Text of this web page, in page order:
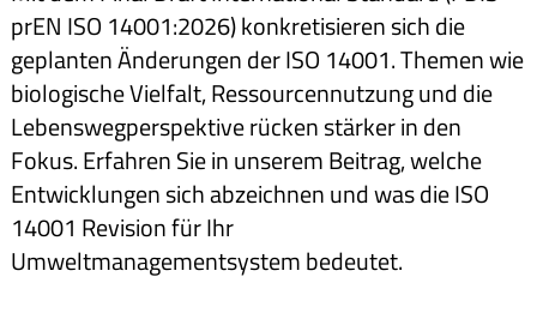
prEN ISO 14001:2026) konkretisieren sich die
geplanten Änderungen der ISO 14001. Themen wie
biologische Vielfalt, Ressourcennutzung und die
Lebenswegperspektive rücken stärker in den
Fokus. Erfahren Sie in unserem Beitrag, welche
Entwicklungen sich abzeichnen und was die ISO
14001 Revision für Ihr
Umweltmanagementsystem bedeutet.